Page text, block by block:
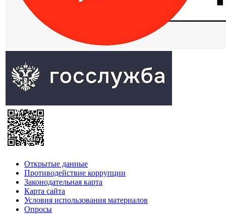
Открытые данные
Противодействие коррупции
Законодательная карта
Карта сайта
Условия использования материалов
Опросы